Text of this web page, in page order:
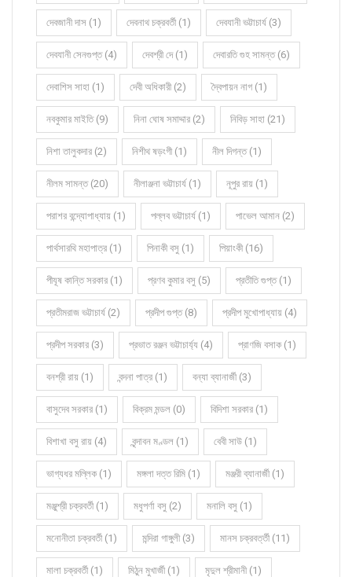
দেবজানী দাস (1) দেবনাথ চক্রবর্তী (1) দেবযানী ভট্টাচার্য (3)
দেবযানী সেনগুপ্ত (4) দেবশ্রী দে (1) দেবারতি গুহ সামন্ত (6)
দেবাশিস সাহা (1) দেবী অধিকারী (2) দ্বৈপায়ন নাগ (1)
নবকুমার মাইতি (9) নিনা ঘোষ সমাদ্দার (2) নিবিড় সাহা (21)
নিশা তালুকদার (2) নিশীথ ষড়ংগী (1) নীল দিগন্ত (1)
নীলম সামন্ত (20) নীলাঞ্জনা ভট্টাচার্য (1) নূপুর রায় (1)
পরাশর বন্দ্যোপাধ্যায় (1) পল্লব ভট্টাচার্য (1) পাভেল আমান (2)
পার্থসারথি মহাপাত্র (1) পিনাকী বসু (1) পিয়াংকী (16)
পীযূষ কান্তি সরকার (1) প্রণব কুমার বসু (5) প্রতীতি গুপ্ত (1)
প্রতীমরাজ ভট্টাচার্য (2) প্রদীপ গুপ্ত (8) প্রদীপ মুখোপাধ্যায় (4)
প্রদীপ সরকার (3) প্রভাত রঞ্জন ভট্টাচার্য্য (4) প্রাণজি বসাক (1)
বনশ্রী রায় (1) বন্দনা পাত্র (1) বন্যা ব্যানার্জী (3)
বাসুদেব সরকার (1) বিক্রম মন্ডল (0) বিদিশা সরকার (1)
বিশাখা বসু রায় (4) বৃন্দাবন মণ্ডল (1) বেবী সাউ (1)
ভাগ্যধর মল্লিক (1) মঙ্গলা দত্ত রিমি (1) মঞ্জরী ব্যানার্জী (1)
মঞ্জুশ্রী চক্রবর্তী (1) মধুপর্ণা বসু (2) মনালি বসু (1)
মনোনীতা চক্রবর্তী (1) মন্দিরা গাঙ্গুলী (3) মানস চক্রবর্ত্তী (11)
মালা চক্রবর্তী (1) মিঠুন মুখার্জী (1) মৃদুল শ্রীমানী (1)